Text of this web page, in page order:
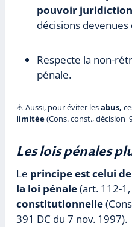
pouvoir
décisions
Respecte la non-
pénale.
⚠️ Aussi, pour éviter lesabus,
limitée(Cons. const., décision
Les lois pénales
Le principe est celui
la loi pénale(art. 112-
constitutionnelle
391 DC du 7 nov. 1997).